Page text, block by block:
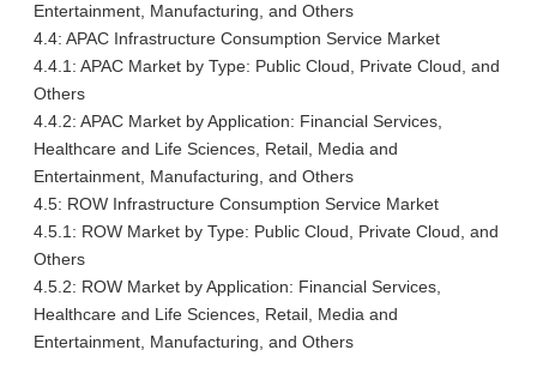
Entertainment, Manufacturing, and Others
4.4: APAC Infrastructure Consumption Service Market
4.4.1: APAC Market by Type: Public Cloud, Private Cloud, and
Others
4.4.2: APAC Market by Application: Financial Services,
Healthcare and Life Sciences, Retail, Media and
Entertainment, Manufacturing, and Others
4.5: ROW Infrastructure Consumption Service Market
4.5.1: ROW Market by Type: Public Cloud, Private Cloud, and
Others
4.5.2: ROW Market by Application: Financial Services,
Healthcare and Life Sciences, Retail, Media and
Entertainment, Manufacturing, and Others